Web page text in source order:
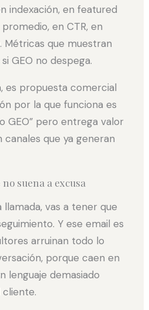
indexación, en featured
en CTR, en
Métricas que muestran
GEO no despega.
es propuesta comercial
por la que funciona es
GEO” pero entrega valor
que ya generan
suena a excusa
vas a tener que
Y ese email es
arruinan todo lo
porque caen en
lenguaje demasiado